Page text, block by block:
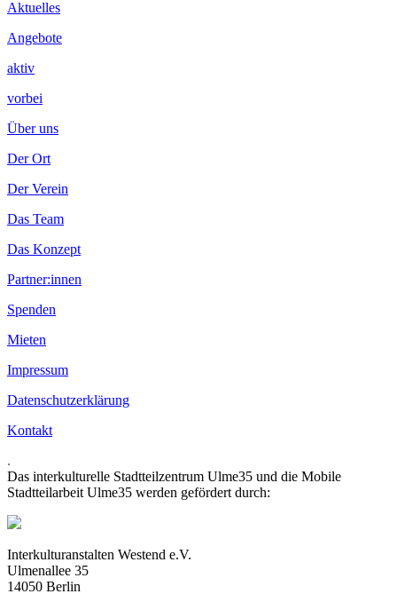
Aktuelles
Angebote
aktiv
vorbei
Über uns
Der Ort
Der Verein
Das Team
Das Konzept
Partner:innen
Spenden
Mieten
Impressum
Datenschutzerklärung
Kontakt
.
Das interkulturelle Stadtteilzentrum Ulme35 und die Mobile
Stadtteilarbeit Ulme35 werden gefördert durch:
Interkulturanstalten Westend e.V.
Ulmenallee 35
14050 Berlin